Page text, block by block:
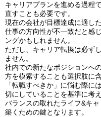
キャリアプランを進める過程
直すことも必要です。
現在の会社が目標達成に適し
仕事の方向性が不一致だと感
ングかもしれません。
ただし、キャリア転換は必ず
ません。
社内での新たなポジションへ
方を模索することも選択肢に
「転職すべきか」に悩む際に
切にしていることを基準に考
バランスの取れたライフ&キ
築くための鍵となります。